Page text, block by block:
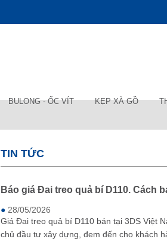
BULONG - ỐC VÍT KẸP XÀ GỒ
TIN TỨC
Báo giá Đai treo quả bí D110. Cách
● 28/05/2026
Giá Đai treo quả bí D110 bán tại 3DS Việt
chủ đầu tư xây dựng, đem đến cho khách